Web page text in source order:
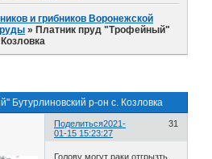
и грибников Воронежской
»Платник пруд "Трофейный"
Бутурлиновский р-он с. Козловка
Поделиться 31
2021-
01-15 15:23:27
Голову могут раки отгрызть,